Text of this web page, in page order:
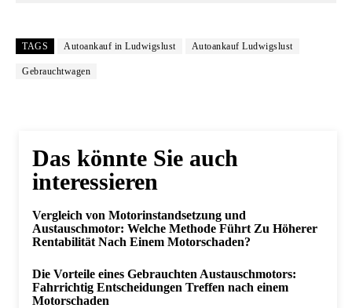
TAGS Autoankauf in Ludwigslust Autoankauf Ludwigslust
Gebrauchtwagen
Das könnte Sie auch
interessieren
Vergleich von Motorinstandsetzung und
Austauschmotor: Welche Methode Führt Zu Höherer
Rentabilität Nach Einem Motorschaden?
Die Vorteile eines Gebrauchten Austauschmotors:
Fahrrichtig Entscheidungen Treffen nach einem
Motorschaden